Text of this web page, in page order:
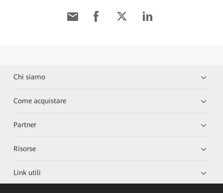
Chi siamo
Come acquistare
Partner
Risorse
Link utili